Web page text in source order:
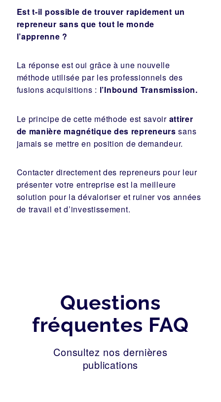
Est t-il possible de trouver rapidement un
repreneur sans que tout le monde
l’apprenne ?
La réponse est oui grâce à une nouvelle
méthode utilisée par les professionnels des
fusions acquisitions : l’Inbound Transmission.
Le principe de cette méthode est savoir attirer
de manière magnétique des repreneurs sans
jamais se mettre en position de demandeur.
Contacter directement des repreneurs pour leur
présenter votre entreprise est la meilleure
solution pour la dévaloriser et ruiner vos années
de travail et d’investissement.
Questions
fréquentes FAQ
Consultez nos dernières
publications